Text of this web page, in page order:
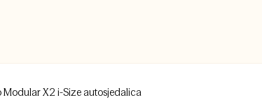
Modular X2 i-Size autosjedalica